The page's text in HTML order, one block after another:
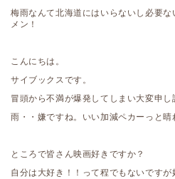
梅雨なんて北海道にはいらないし必要
メン！
こんにちは。
サイブックスです。
冒頭から不満が爆発してしまい大変申し
雨・・嫌ですね。いい加減ペカーっと晴
ところで皆さん映画好きですか？
自分は大好き！！って程でもないですが